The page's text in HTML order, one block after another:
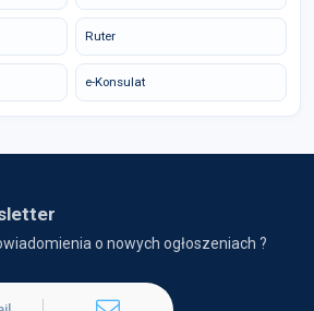
Ruter
e-Konsulat
o nowych ogłoszeniach ?